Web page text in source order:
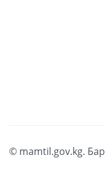
© mamtil.gov.kg.